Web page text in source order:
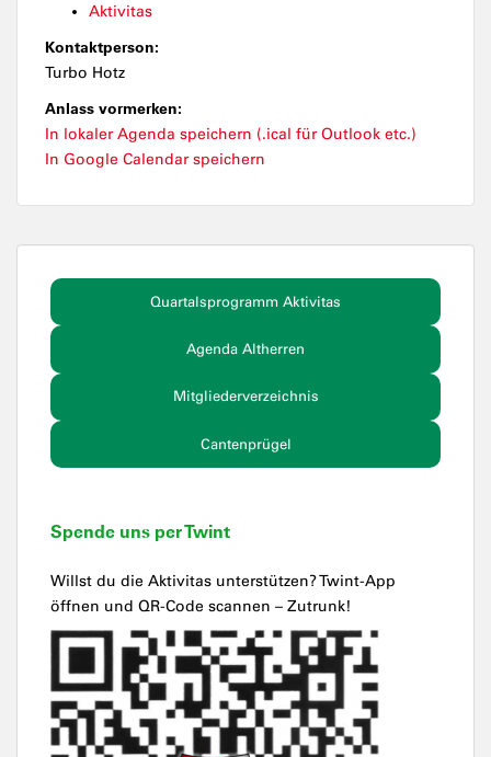
Aktivitas
Kontaktperson:
Turbo Hotz
Anlass vormerken:
In lokaler Agenda speichern (.ical für Outlook etc.)
In Google Calendar speichern
Quartalsprogramm Aktivitas
Agenda Altherren
Mitgliederverzeichnis
Cantenprügel
Spende uns per Twint
Willst du die Aktivitas unterstützen? Twint-App
öffnen und QR-Code scannen – Zutrunk!